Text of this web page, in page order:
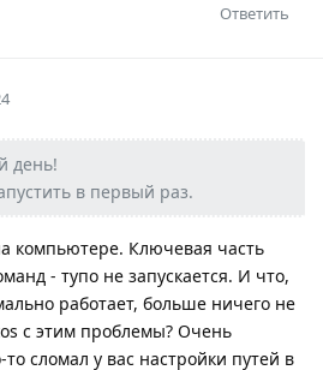
Ответить
день!
в первый раз.
компьютере. Ключевая часть
- тупо не запускается. И что,
работает, больше ничего не
с этим проблемы? Очень
сломал у вас настройки путей в